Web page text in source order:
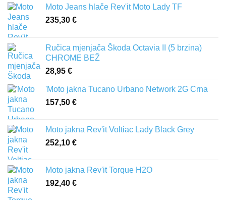
Moto Jeans hlače Rev'it Moto Lady TF
235,30 €
Ručica mjenjača Škoda Octavia II (5 brzina)
CHROME BEŽ
28,95 €
'Moto jakna Tucano Urbano Network 2G Crna
157,50 €
Moto jakna Rev'it Voltiac Lady Black Grey
252,10 €
Moto jakna Rev'it Torque H2O
192,40 €